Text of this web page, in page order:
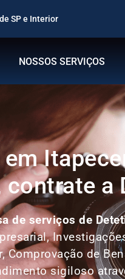
SP e Interior
NOSSOS SERVIÇOS
contrate a
de serviços de
de
sigiloso